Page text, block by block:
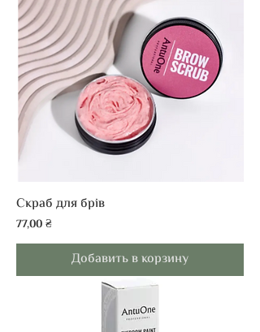
Скраб для брів
Цена
77,00 ₴
Добавить в корзину